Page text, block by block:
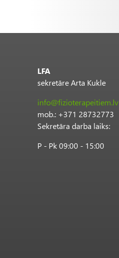
LFA
sekretāre Arta Kukle
info@fizioterapeitiem.lv
mob.: +371 28732773
Sekretāra darba laiks:
P - Pk 09:00 - 15:00